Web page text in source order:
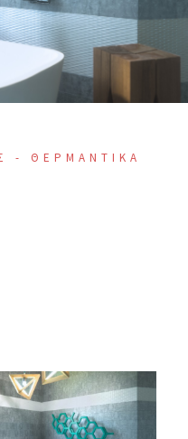
- ΘΕΡΜΑΝΤΙΚΑ